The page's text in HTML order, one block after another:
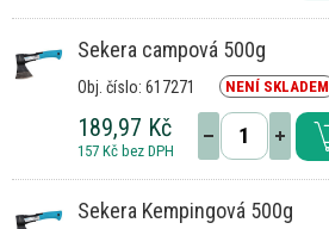
Sekera campová 500g
Obj. číslo: 617271 NENÍ SKLADEM
189,97 Kč
157 Kč bez DPH
Sekera Kempingová 500g